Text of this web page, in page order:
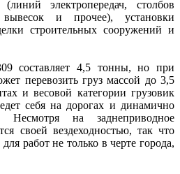
электропередач, столбов
и прочее), установки
строительных сооружений и
составляет 4,5 тонны, но при
перевозить груз массой до 3,5
и весовой категории грузовик
себя на дорогах и динамично
Несмотря на заднеприводное
своей вездеходностью, так что
работ не только в черте города,